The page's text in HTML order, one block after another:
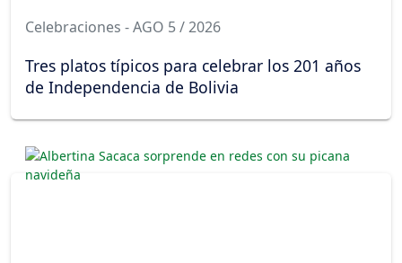
Celebraciones - AGO 5 / 2026
Tres platos típicos para celebrar los 201 años
de Independencia de Bolivia